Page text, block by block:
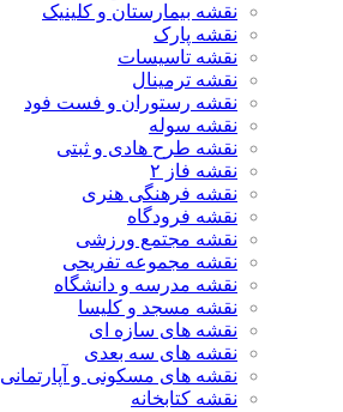
نقشه بیمارستان و کلینیک
نقشه پارک
نقشه تاسیسات
نقشه ترمینال
نقشه رستوران و فست فود
نقشه سوله
نقشه طرح هادی و ثبتی
نقشه فاز ۲
نقشه فرهنگی هنری
نقشه فرودگاه
نقشه مجتمع ورزشی
نقشه مجموعه تفریحی
نقشه مدرسه و دانشگاه
نقشه مسجد و کلیسا
نقشه های سازه ای
نقشه های سه بعدی
نقشه های مسکونی و آپارتمانی
نقشه کتابخانه